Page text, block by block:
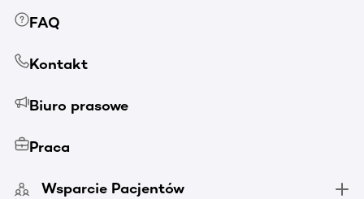
FAQ
Kontakt
Biuro prasowe
Praca
Wsparcie Pacjentów